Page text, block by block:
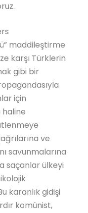
maddileştirme
karşı Türklerin
gibi bir
için
ve
savunmalarına
saçanlar ülkeyi
karanlık gidişi
komünist,